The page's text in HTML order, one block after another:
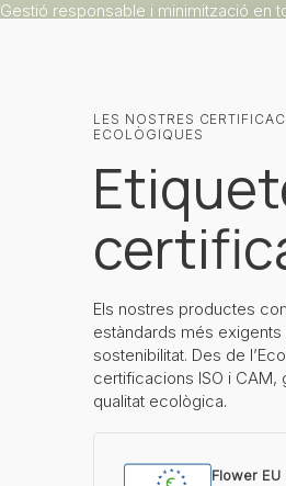
Gestió responsable i minimització en
LES NOSTRES
ECOLÒGIQUES
Els nostres productes
estàndards més exigents
sostenibilitat. Des de
certificacions ISO i CAM,
qualitat ecològica.
Flower EU